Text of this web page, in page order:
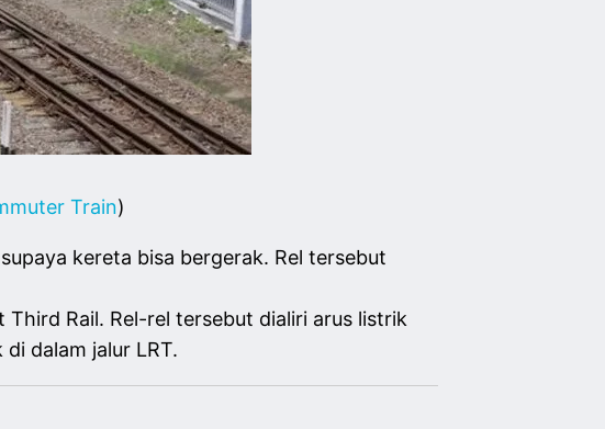
Train)
kereta bisa bergerak. Rel tersebut
Rail. Rel-rel tersebut dialiri arus listrik
dalam jalur LRT.